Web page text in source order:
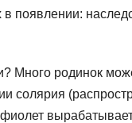
появлении:
Много родинок
солярия